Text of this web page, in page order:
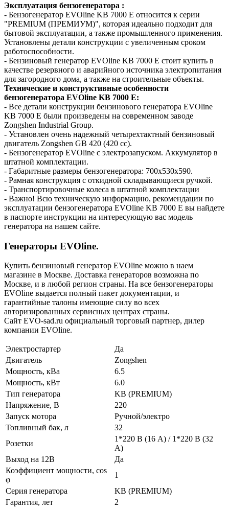
Эксплуатация бензогенератора :
- Бензогенератор EVOline KB 7000 E относится к серии
"PREMIUM (ПРЕМИУМ)", которая идеально подходит для
бытовой эксплуатации, а также промышленного применения.
Установлены детали конструкции с увеличенным сроком
работоспособности.
- Бензиновый генератор EVOline KB 7000 E стоит купить в
качестве резервного и аварийного источника электропитания
для загородного дома, а также на строительные объекты.
Технические и конструктивные особенности
бензогенератора EVOline KB 7000 E:
- Все детали конструкции бензинового генератора EVOline
KB 7000 E были произведены на современном заводе
Zongshen Industrial Group.
- Установлен очень надежный четырехтактный бензиновый
двигатель Zongshen GB 420 (420 cc).
- Бензогенератор EVOline с электрозапуском. Аккумулятор в
штатной комплектации.
- Габаритные размеры бензогенератора: 700x530x590.
- Рамная конструкция с откидной складывающиеся ручкой.
- Транспортировочные колеса в штатной комплектации
- Важно! Всю техническую информацию, рекомендации по
эксплуатации бензогенератора EVOline KB 7000 E вы найдете
в паспорте инструкции на интересующую вас модель
генератора на нашем сайте.
Генераторы EVOline.
Купить бензиновый генератор EVOline можно в наем
магазине в Москве. Доставка генераторов возможна по
Москве, и в любой регион страны. На все бензогенераторы
EVOline выдается полный пакет документации, и
гарантийные талоны имеющие силу во всех
авторизированных сервисных центрах страны.
Сайт EVO-sad.ru официальный торговый партнер, дилер
компании EVOline.
Электростартер
Да
Двигатель
Zongshen
Мощность, кВа
6.5
Мощность, кВт
6.0
Тип генератора
KB (PREMIUM)
Напряжение, В
220
Запуск мотора
Ручной/электро
Топливный бак, л
32
Розетки
1*220 В (16 А) / 1*220 В (32
А)
Выход на 12В
Да
Коэффициент мощности, cos
φ
1
Серия генератора
KB (PREMIUM)
Гарантия, лет
2